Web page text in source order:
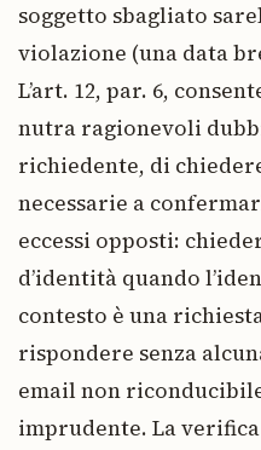
soggetto sbagliato
violazione (una data
L’art. 12, par. 6,
nutra ragionevoli
richiedente, di
necessarie a
eccessi opposti:
d’identità quando
contesto è una
rispondere senza
email non
imprudente. La verifica